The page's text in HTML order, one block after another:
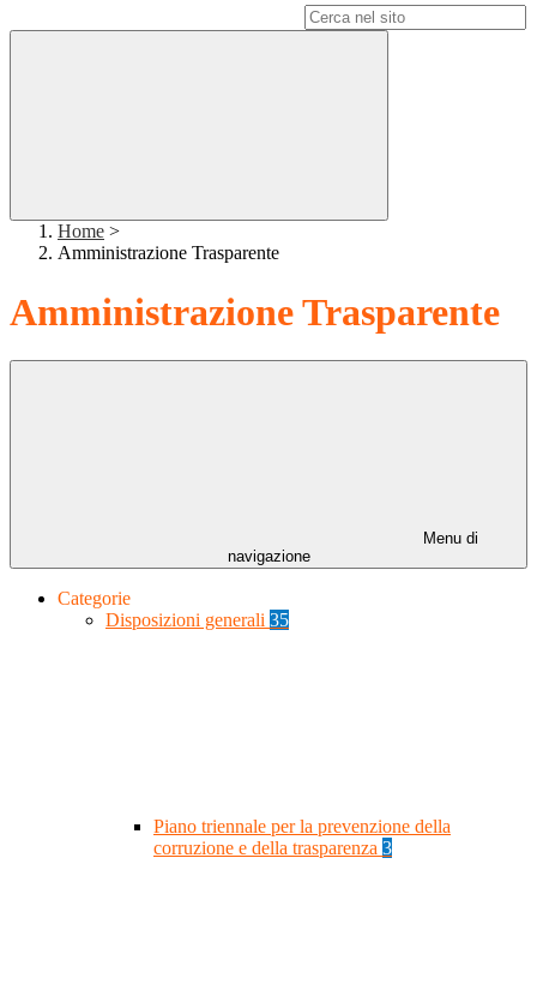
Home >
Amministrazione Trasparente
Amministrazione Trasparente
Menu di
navigazione
Categorie
Disposizioni generali 35
Piano triennale per la prevenzione della
corruzione e della trasparenza 3